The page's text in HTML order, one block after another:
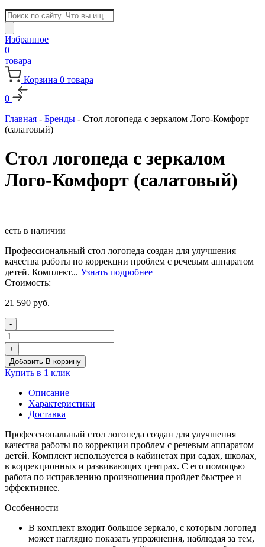
Поиск
товаров
Избранное
0
товара
Корзина 0 товара
0
Главная - Бренды - Стол логопеда с зеркалом Лого-Комфорт
(салатовый)
Стол логопеда с зеркалом
Лого-Комфорт (салатовый)
есть в наличии
Профессиональный стол логопеда создан для улучшения
качества работы по коррекции проблем с речевым аппаратом
детей. Комплект... Узнать подробнее
Стоимость:
21 590 руб.
-
Количество
товара
Стол
логопеда
с
зеркалом
Комфорт
(салатовый)
+
Добавить В корзину
Купить в 1 клик
Описание
Характеристики
Доставка
Профессиональный стол логопеда создан для улучшения
качества работы по коррекции проблем с речевым аппаратом
детей. Комплект используется в кабинетах при садах, школах,
в коррекционных и развивающих центрах. С его помощью
работа по исправлению произношения пройдет быстрее и
эффективнее.
Особенности
В комплект входит большое зеркало, с которым логопед
может наглядно показать упражнения, наблюдая за тем,